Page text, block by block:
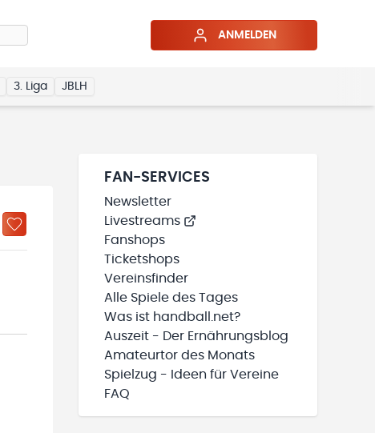
ANMELDEN
3. Liga JBLH
FAN-SERVICES
Newsletter
Livestreams
Fanshops
Ticketshops
Vereinsfinder
Alle Spiele des Tages
Was ist handball.net?
Auszeit - Der Ernährungsblog
Amateurtor des Monats
Spielzug - Ideen für Vereine
FAQ